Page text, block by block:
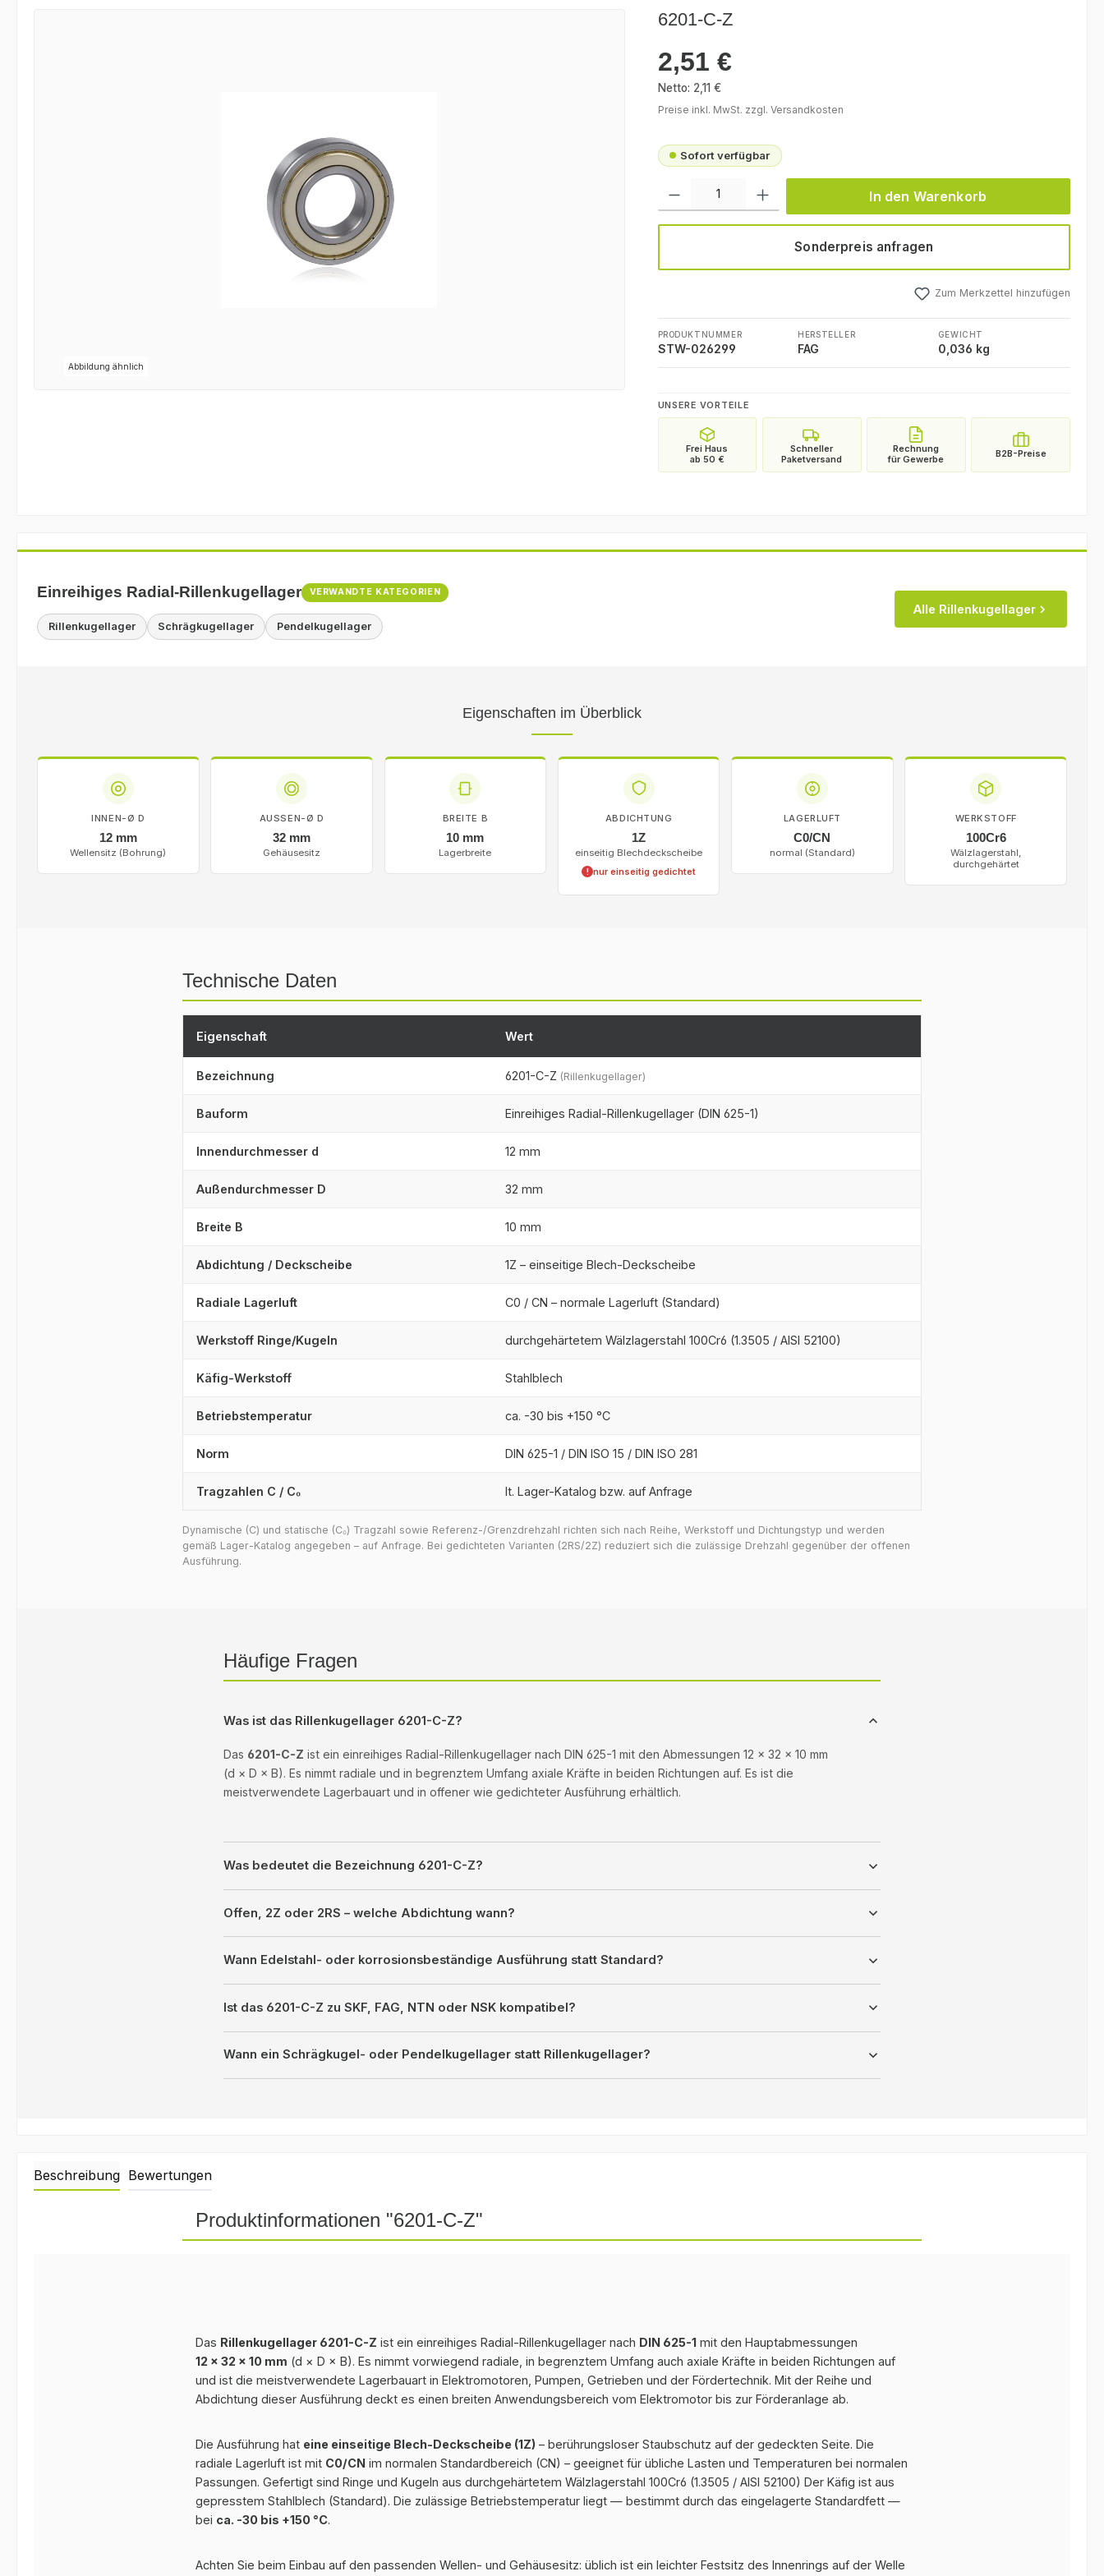
Abbildung ähnlich
6201-C-Z
Regulärer Preis:
2,51 €
Netto: 2,11 €
Preise inkl. MwSt. zzgl. Versandkosten
Sofort verfügbar
Produkt Anzahl: Gib den gewünschten Wert ein oder benutze die Schaltflächen
In den Warenkorb
Sonderpreis anfragen
Zum Merkzettel hinzufügen
PRODUKTNUMMER
STW-026299
HERSTELLER
FAG
GEWICHT
0,036 kg
UNSERE VORTEILE
Einreihiges Radial-Rillenkugellager VERWANDTE KATEGORIEN
Rillenkugellager Schrägkugellager Pendelkugellager
Alle Rillenkugellager
Eigenschaften im Überblick
INNEN-Ø D
12 mm
Wellensitz (Bohrung)
AUSSEN-Ø D
32 mm
Gehäusesitz
BREITE B
10 mm
Lagerbreite
ABDICHTUNG
1Z
einseitig Blechdeckscheibe
! nur einseitig gedichtet
LAGERLUFT
C0/CN
normal (Standard)
WERKSTOFF
100Cr6
Wälzlagerstahl,
durchgehärtet
Technische Daten
Eigenschaft Wert
Bezeichnung 6201-C-Z (Rillenkugellager)
Bauform Einreihiges Radial-Rillenkugellager (DIN 625-1)
Innendurchmesser d 12 mm
Außendurchmesser D 32 mm
Breite B 10 mm
Abdichtung / Deckscheibe 1Z – einseitige Blech-Deckscheibe
Radiale Lagerluft C0 / CN – normale Lagerluft (Standard)
Werkstoff Ringe/Kugeln durchgehärtetem Wälzlagerstahl 100Cr6 (1.3505 / AISI 52100)
Käfig-Werkstoff Stahlblech
Betriebstemperatur ca. -30 bis +150 °C
Norm DIN 625-1 / DIN ISO 15 / DIN ISO 281
Tragzahlen C / C₀ lt. Lager-Katalog bzw. auf Anfrage
Dynamische (C) und statische (C₀) Tragzahl sowie Referenz-/Grenzdrehzahl richten sich nach Reihe, Werkstoff und Dichtungstyp und werden
gemäß Lager-Katalog angegeben – auf Anfrage. Bei gedichteten Varianten (2RS/2Z) reduziert sich die zulässige Drehzahl gegenüber der offenen
Ausführung.
Häufige Fragen
Was ist das Rillenkugellager 6201-C-Z?
Das 6201-C-Z ist ein einreihiges Radial-Rillenkugellager nach DIN 625-1 mit den Abmessungen 12 × 32 × 10 mm
(d × D × B). Es nimmt radiale und in begrenztem Umfang axiale Kräfte in beiden Richtungen auf. Es ist die
meistverwendete Lagerbauart und in offener wie gedichteter Ausführung erhältlich.
Was bedeutet die Bezeichnung 6201-C-Z?
Offen, 2Z oder 2RS – welche Abdichtung wann?
Wann Edelstahl- oder korrosionsbeständige Ausführung statt Standard?
Ist das 6201-C-Z zu SKF, FAG, NTN oder NSK kompatibel?
Wann ein Schrägkugel- oder Pendelkugellager statt Rillenkugellager?
Beschreibung Bewertungen
Produktinformationen "6201-C-Z"
Das Rillenkugellager 6201-C-Z ist ein einreihiges Radial-Rillenkugellager nach DIN 625-1 mit den Hauptabmessungen
12 × 32 × 10 mm (d × D × B). Es nimmt vorwiegend radiale, in begrenztem Umfang auch axiale Kräfte in beiden Richtungen auf
und ist die meistverwendete Lagerbauart in Elektromotoren, Pumpen, Getrieben und der Fördertechnik. Mit der Reihe und
Abdichtung dieser Ausführung deckt es einen breiten Anwendungsbereich vom Elektromotor bis zur Förderanlage ab.
Die Ausführung hat eine einseitige Blech-Deckscheibe (1Z) – berührungsloser Staubschutz auf der gedeckten Seite. Die
radiale Lagerluft ist mit C0/CN im normalen Standardbereich (CN) – geeignet für übliche Lasten und Temperaturen bei normalen
Passungen. Gefertigt sind Ringe und Kugeln aus durchgehärtetem Wälzlagerstahl 100Cr6 (1.3505 / AISI 52100) Der Käfig ist aus
gepresstem Stahlblech (Standard). Die zulässige Betriebstemperatur liegt — bestimmt durch das eingelagerte Standardfett —
bei ca. -30 bis +150 °C.
Achten Sie beim Einbau auf den passenden Wellen- und Gehäusesitz: üblich ist ein leichter Festsitz des Innenrings auf der Welle